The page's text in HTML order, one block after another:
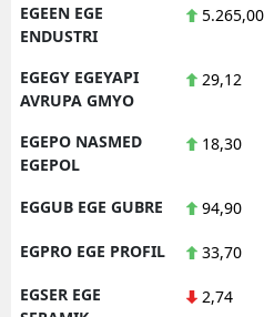
EGEEN EGE
ENDUSTRI
5.265,00
EGEGY EGEYAPI
AVRUPA GMYO
29,12
EGEPO NASMED
EGEPOL
18,30
EGGUB EGE GUBRE 94,90
EGPRO EGE PROFIL 33,70
EGSER EGE
2,74